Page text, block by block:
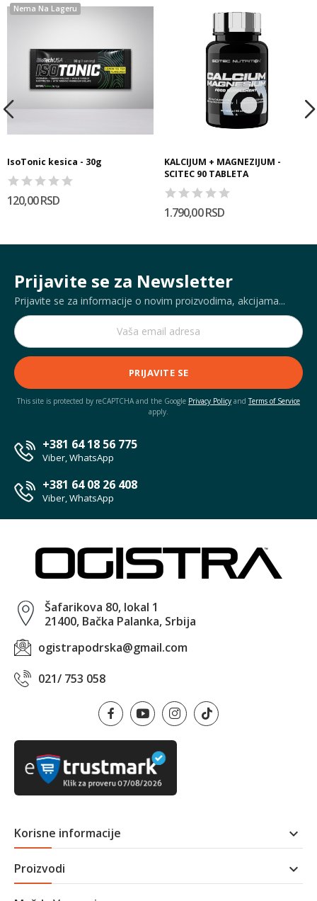
Nema Na Lageru
IsoTonic kesica - 30g
120,00 RSD
KALCIJUM + MAGNEZIJUM -
SCITEC 90 TABLETA
1.790,00 RSD
Prijavite se za Newsletter
Prijavite se za informacije o novim proizvodima, akcijama...
PRIJAVITE SE
This site is protected by reCAPTCHA and the Google Privacy Policy andTerms of Service
apply.
+381 64 18 56 775
Viber, WhatsApp
+381 64 08 26 408
Viber, WhatsApp
Šafarikova 80, lokal 1
21400, Bačka Palanka, Srbija
ogistrapodrska@gmail.com
021/ 753 058
Korisne informacije 
Proizvodi 